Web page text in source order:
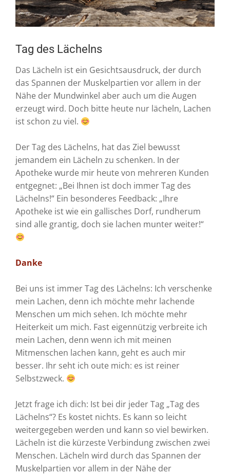
Tag des Lächelns
Das Lächeln ist ein Gesichtsausdruck, der durch
das Spannen der Muskelpartien vor allem in der
Nähe der Mundwinkel aber auch um die Augen
erzeugt wird. Doch bitte heute nur lächeln, Lachen
ist schon zu viel.
Der Tag des Lächelns, hat das Ziel bewusst
jemandem ein Lächeln zu schenken. In der
Apotheke wurde mir heute von mehreren Kunden
entgegnet: „Bei Ihnen ist doch immer Tag des
Lächelns!“ Ein besonderes Feedback: „Ihre
Apotheke ist wie ein gallisches Dorf, rundherum
sind alle grantig, doch sie lachen munter weiter!“
Danke
Bei uns ist immer Tag des Lächelns: Ich verschenke
mein Lachen, denn ich möchte mehr lachende
Menschen um mich sehen. Ich möchte mehr
Heiterkeit um mich. Fast eigennützig verbreite ich
mein Lachen, denn wenn ich mit meinen
Mitmenschen lachen kann, geht es auch mir
besser. Ihr seht ich oute mich: es ist reiner
Selbstzweck.
Jetzt frage ich dich: Ist bei dir jeder Tag „Tag des
Lächelns“? Es kostet nichts. Es kann so leicht
weitergegeben werden und kann so viel bewirken.
Lächeln ist die kürzeste Verbindung zwischen zwei
Menschen. Lächeln wird durch das Spannen der
Muskelpartien vor allem in der Nähe der